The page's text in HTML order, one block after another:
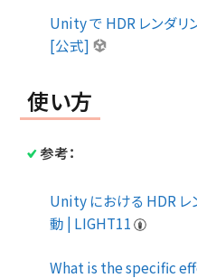
Unity で HDR レンダリ
[公式]
使い方
参考：
Unity における HDR レ
動 | LIGHT11
What is the specific